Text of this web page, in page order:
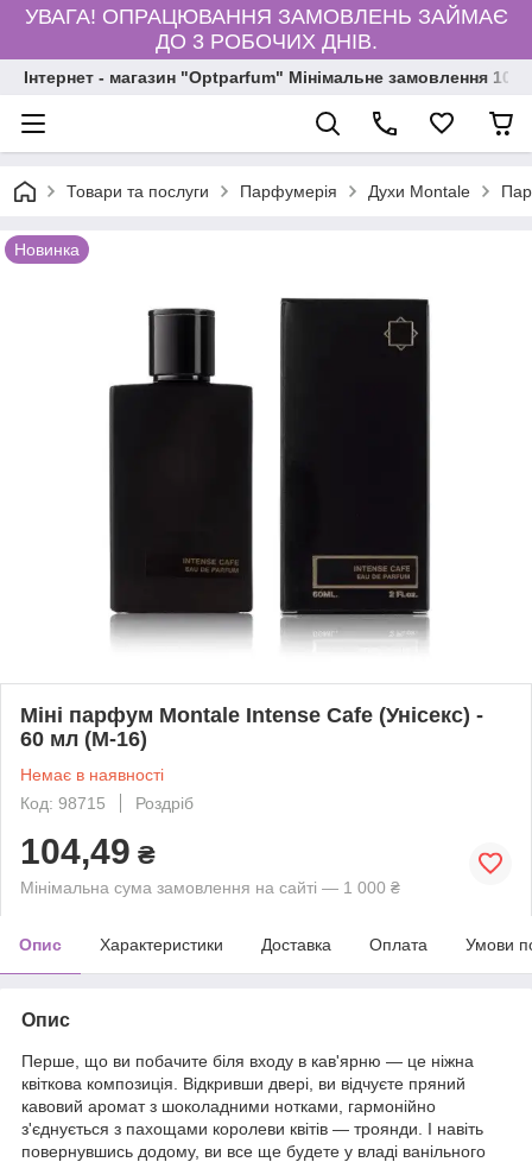
УВАГА! ОПРАЦЮВАННЯ ЗАМОВЛЕНЬ ЗАЙМАЄ
ДО 3 РОБОЧИХ ДНІВ.
Інтернет - магазин "Optparfum" Мінімальне замовлення
Товари та послуги Парфумерія Духи Montale
Новинка
Міні парфум Montale Intense Cafe (Унісекс) -
60 мл (M-16)
Немає в наявності
Код: 98715
Роздріб
104,49 ₴
Мінімальна сума замовлення на сайті — 1 000 ₴
Опис Характеристики Доставка Оплата Умови
Опис
Перше, що ви побачите біля входу в кав'ярню — це ніжна
квіткова композиція. Відкривши двері, ви відчуєте пряний
кавовий аромат з шоколадними нотками, гармонійно
з'єднується з пахощами королеви квітів — троянди. І навіть
повернувшись додому, ви все ще будете у владі ванільного